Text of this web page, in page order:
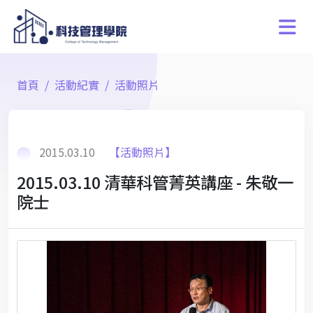
首頁 活動紀實 活動照片
2015.03.10 【活動照片】
2015.03.10 清華科管菁英講座 - 朱敬一
院士